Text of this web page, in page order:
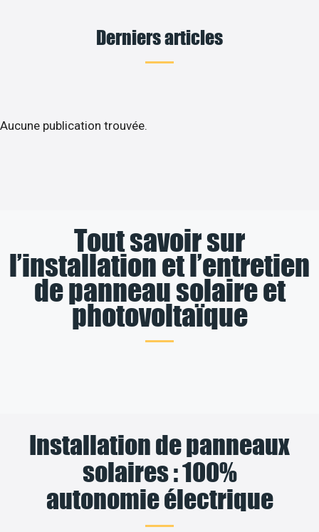
Derniers articles
Aucune publication trouvée.
Tout savoir sur
l’installation et l’entretien
de panneau solaire et
photovoltaïque
Installation de panneaux
solaires : 100%
autonomie électrique